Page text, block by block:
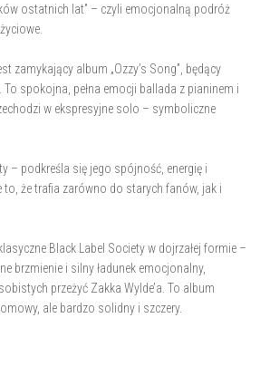
ostatnich lat” – czyli emocjonalną podróż
zamykający album „Ozzy’s Song”, będący
To spokojna, pełna emocji ballada z pianinem i
w ekspresyjne solo – symboliczne
– podkreśla się jego spójność, energię i
to, że trafia zarówno do starych fanów, jak i
Black Label Society w dojrzałej formie –
brzmienie i silny ładunek emocjonalny,
przeżyć Zakka Wylde’a. To album
ale bardzo solidny i szczery.